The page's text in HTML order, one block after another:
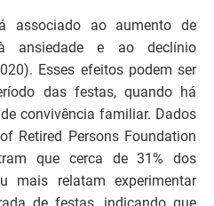
associado ao aumento de
ansiedade e ao declínio
Esses efeitos podem ser
das festas, quando há
convivência familiar. Dados
Retired Persons Foundation
que cerca de 31% dos
mais relatam experimentar